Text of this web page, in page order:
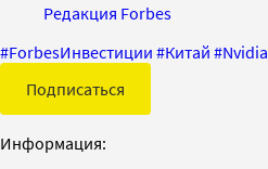
Редакция Forbes
#ForbesИнвестиции #Китай #Nvidia
Подписаться
Информация: